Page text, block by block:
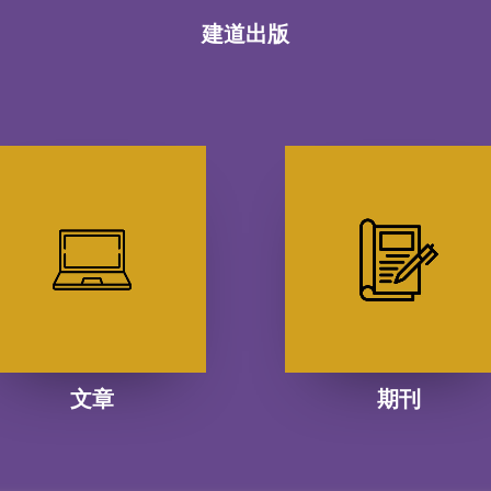
建道出版
文章 期刊